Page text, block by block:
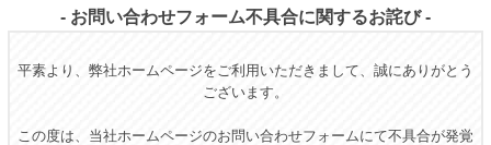
- お問い合わせフォーム不具合に関するお詫び -
平素より、弊社ホームページをご利用いただきまして、誠にありがとう
ございます。
この度は、当社ホームページのお問い合わせフォームにて不具合が発覚